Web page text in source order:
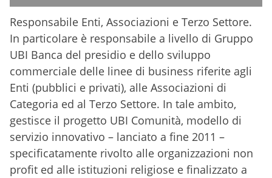
Responsabile Enti, Associazioni e Terzo Settore.
In particolare è responsabile a livello di Gruppo
UBI Banca del presidio e dello sviluppo
commerciale delle linee di business riferite agli
Enti (pubblici e privati), alle Associazioni di
Categoria ed al Terzo Settore. In tale ambito,
gestisce il progetto UBI Comunità, modello di
servizio innovativo – lanciato a fine 2011 –
specificatamente rivolto alle organizzazioni non
profit ed alle istituzioni religiose e finalizzato a